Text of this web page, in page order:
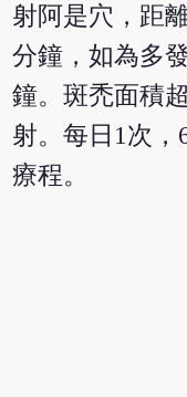
射阿是穴，距
分鐘，如為多
鐘。斑禿面積
射。每日1次，
療程。